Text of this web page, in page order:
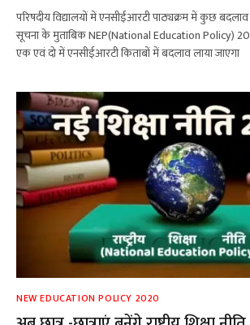
परिषदीय विद्यालयों में एनसीईआरटी पाठ्यक्रम में कुछ बदलाव
सूचना के मुताबिक NEP(National Education Policy)
एक एवं दो में एनसीईआरटी किताबों में बदलाव लाया जाएगा
NEW EDUCATION POLICY 2020